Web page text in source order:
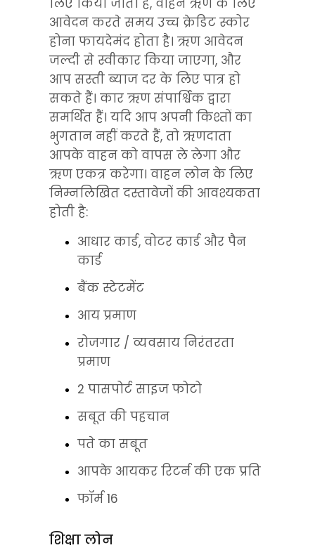
लिए किया जाता है, वाहन ऋण के लिए
आवेदन करते समय उच्च क्रेडिट स्कोर
होना फायदेमंद होता है। ऋण आवेदन
जल्दी से स्वीकार किया जाएगा, और
आप सस्ती ब्याज दर के लिए पात्र हो
सकते हैं। कार ऋण संपार्श्विक द्वारा
समर्थित हैं। यदि आप अपनी किश्तों का
भुगतान नहीं करते हैं, तो ऋणदाता
आपके वाहन को वापस ले लेगा और
ऋण एकत्र करेगा। वाहन लोन के लिए
निम्नलिखित दस्तावेजों की आवश्यकता
होती है:
आधार कार्ड, वोटर कार्ड और पैन
कार्ड
बैंक स्टेटमेंट
आय प्रमाण
रोजगार / व्यवसाय निरंतरता
प्रमाण
2 पासपोर्ट साइज फोटो
सबूत की पहचान
पते का सबूत
आपके आयकर रिटर्न की एक प्रति
फॉर्म 16
शिक्षा लोन